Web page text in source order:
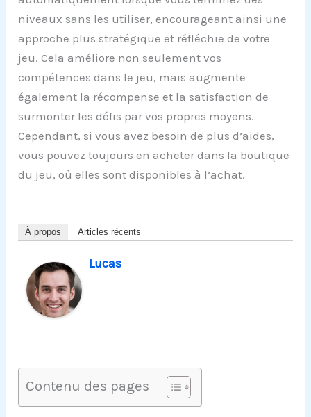
niveaux sans les utiliser, encourageant ainsi une
approche plus stratégique et réfléchie de votre
jeu. Cela améliore non seulement vos
compétences dans le jeu, mais augmente
également la récompense et la satisfaction de
surmonter les défis par vos propres moyens.
Cependant, si vous avez besoin de plus d’aides,
vous pouvez toujours en acheter dans la boutique
du jeu, où elles sont disponibles à l’achat.
À propos Articles récents
Lucas
Contenu des pages